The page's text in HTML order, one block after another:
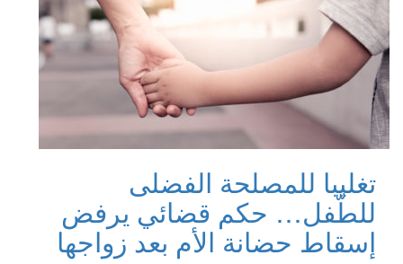
تغليبا للمصلحة الفضلى
للطّفل… حكم قضائي يرفض
إسقاط حضانة الأم بعد زواجها